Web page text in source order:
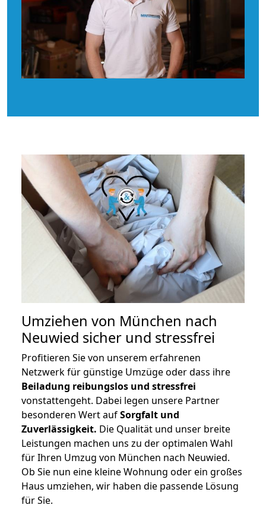
Umziehen von München nach
Neuwied sicher und stressfrei
Profitieren Sie von unserem erfahrenen
Netzwerk für günstige Umzüge oder dass ihre
Beiladung reibungslos und stressfrei
vonstattengeht. Dabei legen unsere Partner
besonderen Wert aufSorgfalt und
Zuverlässigkeit. Die Qualität und unser breite
Leistungen machen uns zu der optimalen Wahl
für Ihren Umzug von München nach Neuwied.
Ob Sie nun eine kleine Wohnung oder ein großes
Haus umziehen, wir haben die passende Lösung
für Sie.